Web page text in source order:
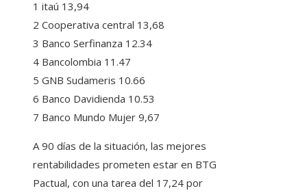
1 itaú 13,94
2 Cooperativa central 13,68
3 Banco Serfinanza 12.34
4 Bancolombia 11.47
5 GNB Sudameris 10.66
6 Banco Davidienda 10.53
7 Banco Mundo Mujer 9,67
A 90 días de la situación, las mejores
rentabilidades prometen estar en BTG
Pactual, con una tarea del 17,24 por